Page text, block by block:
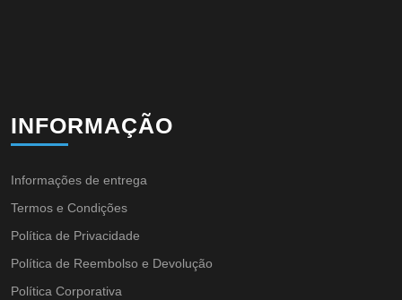
INFORMAÇÃO
Informações de entrega
Termos e Condições
Política de Privacidade
Política de Reembolso e Devolução
Política Corporativa